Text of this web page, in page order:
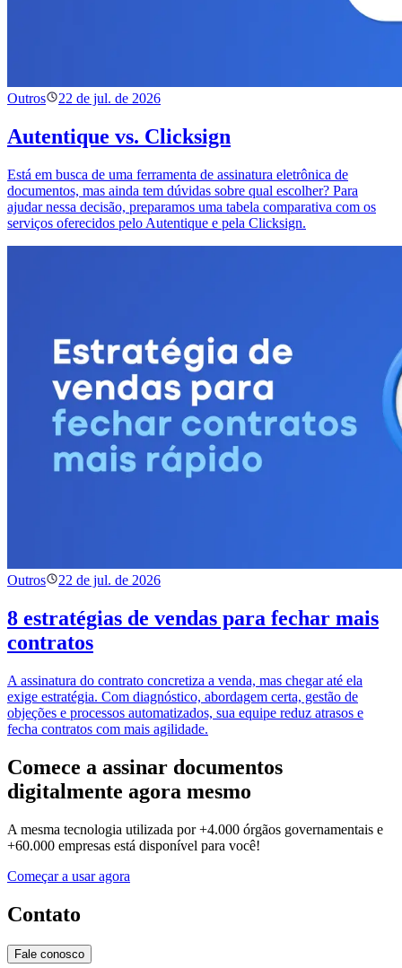
Outros 22 de jul. de 2026
Autentique vs. Clicksign
Está em busca de uma ferramenta de assinatura eletrônica de
documentos, mas ainda tem dúvidas sobre qual escolher? Para
ajudar nessa decisão, preparamos uma tabela comparativa com os
serviços oferecidos pelo Autentique e pela Clicksign.
Outros 22 de jul. de 2026
8 estratégias de vendas para fechar mais
contratos
A assinatura do contrato concretiza a venda, mas chegar até ela
exige estratégia. Com diagnóstico, abordagem certa, gestão de
objeções e processos automatizados, sua equipe reduz atrasos e
fecha contratos com mais agilidade.
Comece a assinar documentos
digitalmente agora mesmo
A mesma tecnologia utilizada por+4.000 órgãos governamentais e
+60.000 empresas está disponível para você!
Começar a usar agora
Contato
Fale conosco